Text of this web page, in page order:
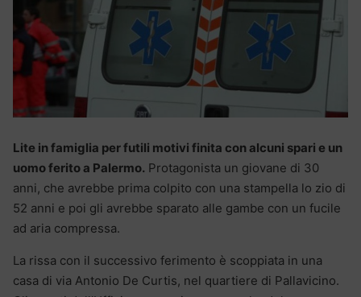
Lite in famiglia per futili motivi finita con alcuni spari e un
uomo ferito a Palermo. Protagonista un giovane di 30
anni, che avrebbe prima colpito con una stampella lo zio di
52 anni e poi gli avrebbe sparato alle gambe con un fucile
ad aria compressa.
La rissa con il successivo ferimento è scoppiata in una
casa di via Antonio De Curtis, nel quartiere di Pallavicino.